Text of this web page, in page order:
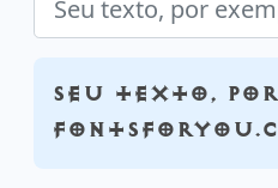
Seu texto,